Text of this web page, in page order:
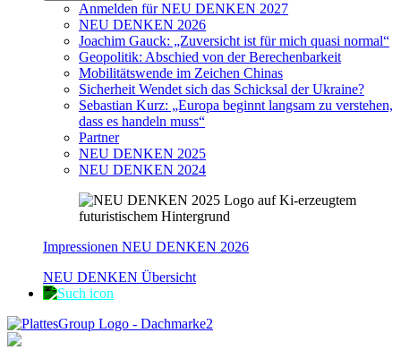
Anmelden für NEU DENKEN 2027
NEU DENKEN 2026
Joachim Gauck: „Zuversicht ist für mich quasi normal“
Geopolitik: Abschied von der Berechenbarkeit
Mobilitätswende im Zeichen Chinas
Sicherheit Wendet sich das Schicksal der Ukraine?
Sebastian Kurz: „Europa beginnt langsam zu verstehen,
dass es handeln muss“
Partner
NEU DENKEN 2025
NEU DENKEN 2024
Impressionen NEU DENKEN 2026
NEU DENKEN Übersicht